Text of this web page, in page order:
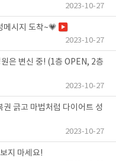
2023-10-27
메시지 도착~💗
2023-10-27
은 변신 중! (1층 OPEN, 2층
2023-10-27
긁고 마법처럼 다이어트 성
2023-10-27
지 마세요!